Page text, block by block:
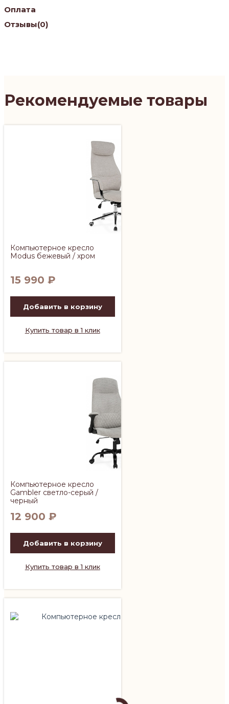
Оплата
Отзывы(0)
Рекомендуемые товары
Компьютерное кресло
Modus бежевый / хром
15 990 ₽
Добавить в корзину
Купить товар в 1 клик
Компьютерное кресло
Gambler светло-серый /
черный
12 900 ₽
Добавить в корзину
Купить товар в 1 клик